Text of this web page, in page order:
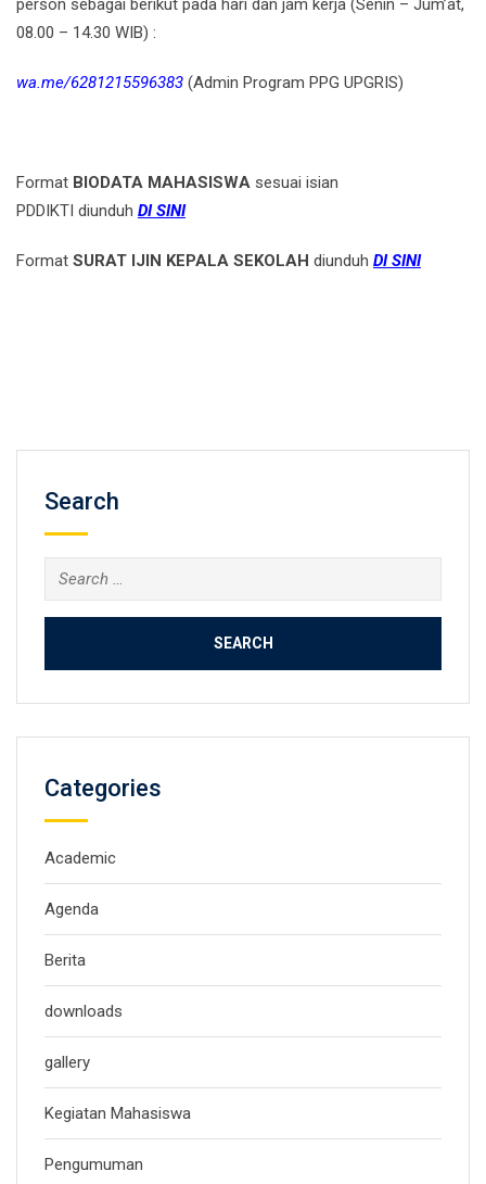
person sebagai berikut pada hari dan jam kerja (Senin – Jum’at,
08.00 – 14.30 WIB) :
wa.me/6281215596383 (Admin Program PPG UPGRIS)
Format BIODATA MAHASISWA sesuai isian
PDDIKTI diunduh DI SINI
Format SURAT IJIN KEPALA SEKOLAH diunduh DI SINI
Search
Search
for:
Categories
Academic
Agenda
Berita
downloads
gallery
Kegiatan Mahasiswa
Pengumuman